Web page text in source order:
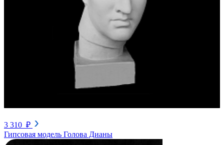
3 310 ₽
Гипсовая модель Голова Дианы